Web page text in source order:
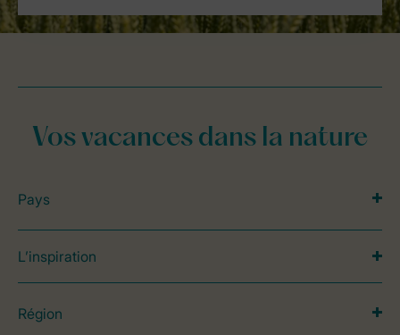
Vos vacances dans la nature
Pays
L’inspiration
Région